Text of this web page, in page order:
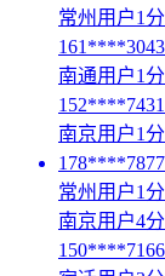
常州用户1
南通用户1
南京用户1
常州用户1
南京用户4